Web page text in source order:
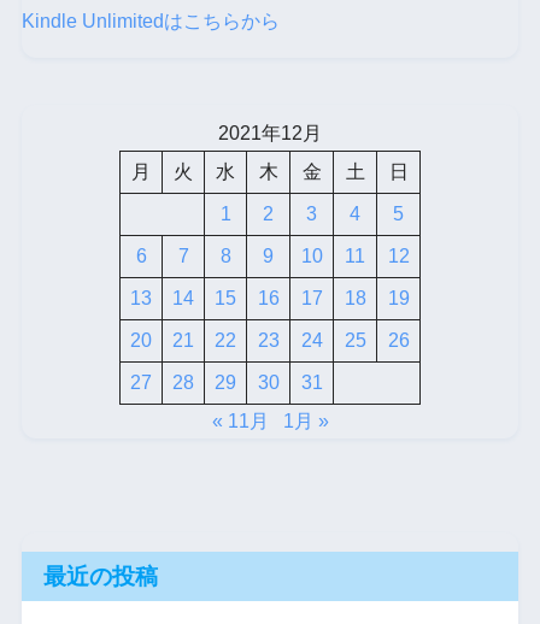
Kindle Unlimitedはこちらから
2021年12月
月
火 水 木 金 土 日
1 2 3 4 5
6 7 8 9 10 11 12
13 14 15 16 17 18 19
20 21 22 23 24 25 26
27 28 29 30
31
« 11月
1月 »
最近の投稿